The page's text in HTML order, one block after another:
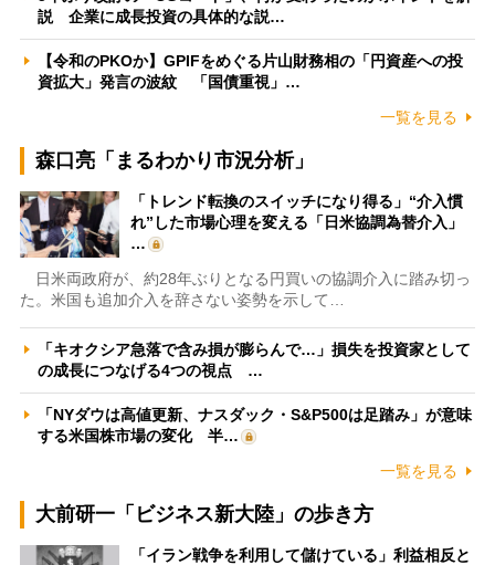
説 企業に成長投資の具体的な説…
【令和のPKOか】GPIFをめぐる片山財務相の「円資産への投
資拡大」発言の波紋 「国債重視」…
一覧を見る
森口亮「まるわかり市況分析」
「トレンド転換のスイッチになり得る」“介入慣
れ”した市場心理を変える「日米協調為替介入」
…
日米両政府が、約28年ぶりとなる円買いの協調介入に踏み切っ
た。米国も追加介入を辞さない姿勢を示して…
「キオクシア急落で含み損が膨らんで…」損失を投資家として
の成長につなげる4つの視点 …
「NYダウは高値更新、ナスダック・S&P500は足踏み」が意味
する米国株市場の変化 半…
一覧を見る
大前研一「ビジネス新大陸」の歩き方
「イラン戦争を利用して儲けている」利益相反と